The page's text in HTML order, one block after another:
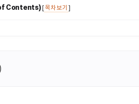
of Contents)[목차 보기 ]
)